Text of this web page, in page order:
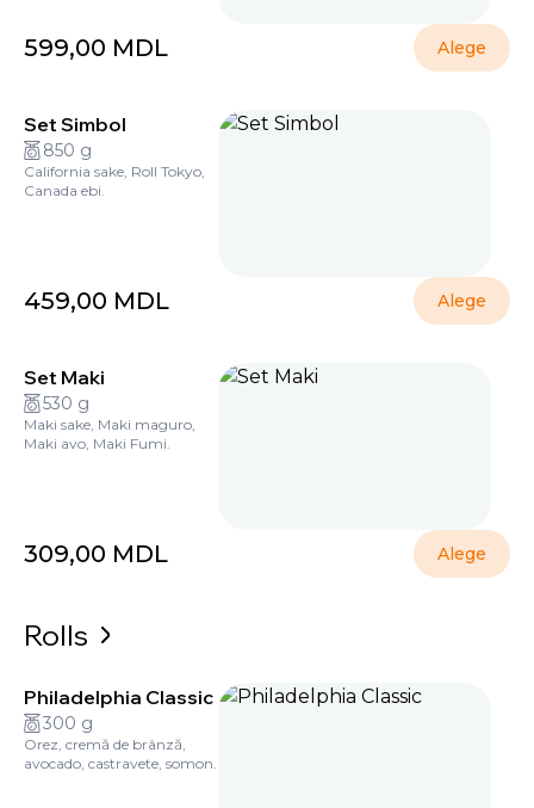
599,00 MDL Alege
Set Simbol
850 g
California sake, Roll Tokyo,
Canada ebi.
459,00 MDL Alege
Set Maki
530 g
Maki sake, Maki maguro,
Maki avo, Maki Fumi.
309,00 MDL Alege
Rolls
Philadelphia Classic
300 g
Orez, cremă de brânză,
avocado, castravete, somon.